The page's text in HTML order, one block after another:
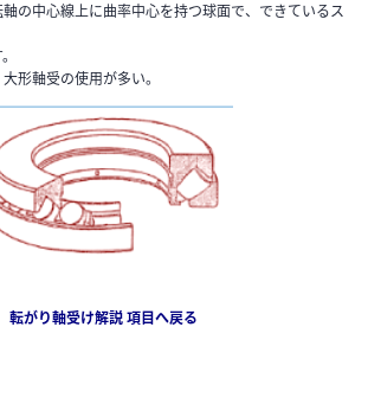
の中心線上に曲率中心を持つ球面で、できているス
形軸受の使用が多い。
転がり軸受け解説 項目へ戻る